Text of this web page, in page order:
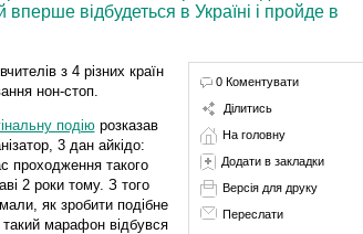
відбудеться в Україні і пройде в
з 4 різних країн
нон-стоп.
подіюрозказав
3 дан айкідо:
проходження такого
2 роки тому. З того
як зробити подібне
марафон відбувся
0 Коментувати
Ділитись
На головну
Додати в закладки
Версія для друку
Переслати